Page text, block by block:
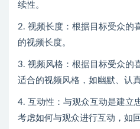
续性。
2. 视频长度：根据目标受众的
的视频长度。
3. 视频风格：根据目标受众的
适合的视频风格，如幽默、认
4. 互动性：与观众互动是建立
考虑如何与观众进行互动，如